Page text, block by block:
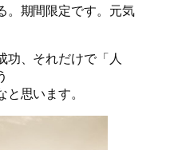
。期間限定です。元気
功、それだけで「人
思います。